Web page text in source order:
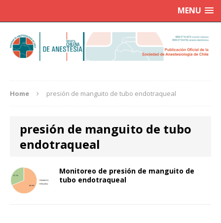
MENU
Home presión de manguito de tubo endotraqueal
presión de manguito de tubo
endotraqueal
Monitoreo de presión de manguito de
tubo endotraqueal